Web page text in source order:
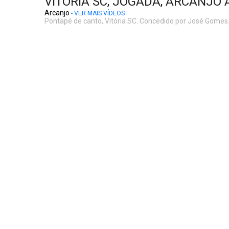
Arcanjo - VER MAIS VÍDEOS
Pontapé de canto, Vitória SC. Concedido por José Gomes.